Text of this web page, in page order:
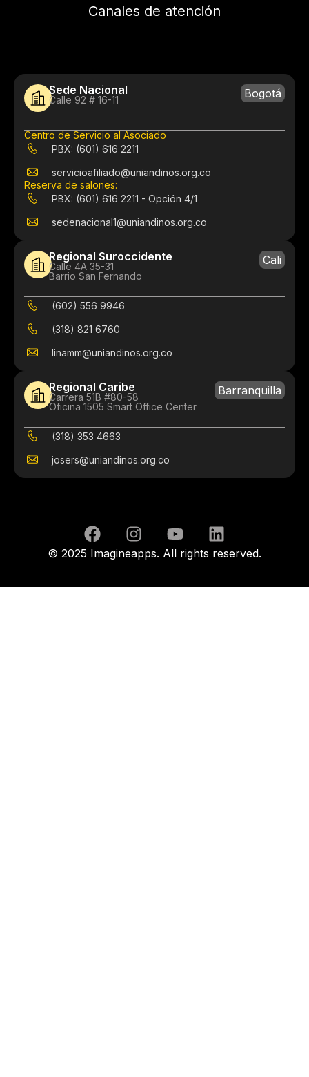
Canales de atención
Sede Nacional
Calle 92 # 16-11 Bogotá
Centro de Servicio al Asociado
PBX: (601) 616 2211
servicioafiliado@uniandinos.org.co
Reserva de salones:
PBX: (601) 616 2211 - Opción 4/1
sedenacional1@uniandinos.org.co
Regional Suroccidente
Calle 4A 35-31
Barrio San Fernando
Cali
(602) 556 9946
(318) 821 6760
linamm@uniandinos.org.co
Regional Caribe
Carrera 51B #80-58
Oficina 1505 Smart Office Center
Barranquilla
(318) 353 4663
josers@uniandinos.org.co
© 2025 Imagineapps. All rights reserved.